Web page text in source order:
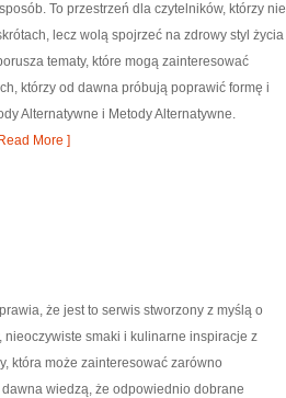
To przestrzeń dla czytelników, którzy nie
lecz wolą spojrzeć na zdrowy styl życia
tematy, które mogą zainteresować
którzy od dawna próbują poprawić formę i
Alternatywne i Metody Alternatywne.
More ]
że jest to serwis stworzony z myślą o
smaki i kulinarne inspiracje z
która może zainteresować zarówno
wiedzą, że odpowiednio dobrane